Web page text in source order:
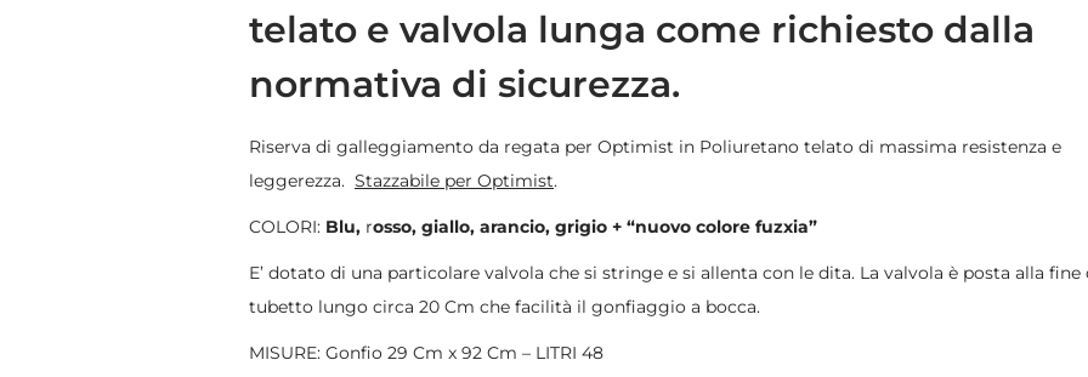
telato e valvola lunga come richiesto dalla
normativa di sicurezza.
Riserva di galleggiamento da regata per Optimist in Poliuretano telato di massima resistenza e
leggerezza. Stazzabile per Optimist.
COLORI: Blu, rosso, giallo, arancio, grigio + “nuovo colore fuzxia”
E’ dotato di una particolare valvola che si stringe e si allenta con le dita. La valvola è posta alla fine
tubetto lungo circa 20 Cm che facilità il gonfiaggio a bocca.
MISURE: Gonfio 29 Cm x 92 Cm – LITRI 48